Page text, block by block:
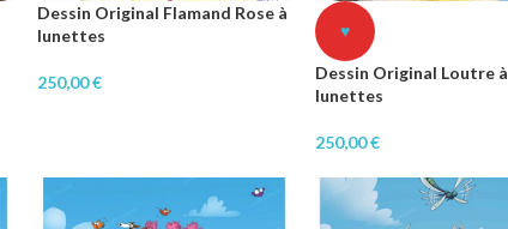
Dessin Original Flamand Rose à
lunettes
250,00€
♥
Dessin Original Loutre à
lunettes
250,00€